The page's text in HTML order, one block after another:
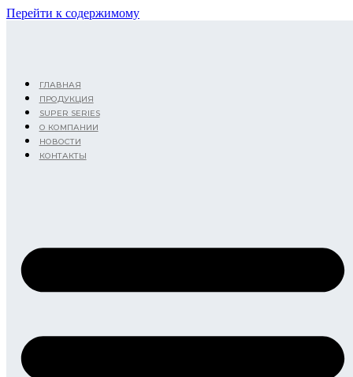
Перейти к содержимому
ГЛАВНАЯ
ПРОДУКЦИЯ
SUPER SERIES
О КОМПАНИИ
НОВОСТИ
КОНТАКТЫ